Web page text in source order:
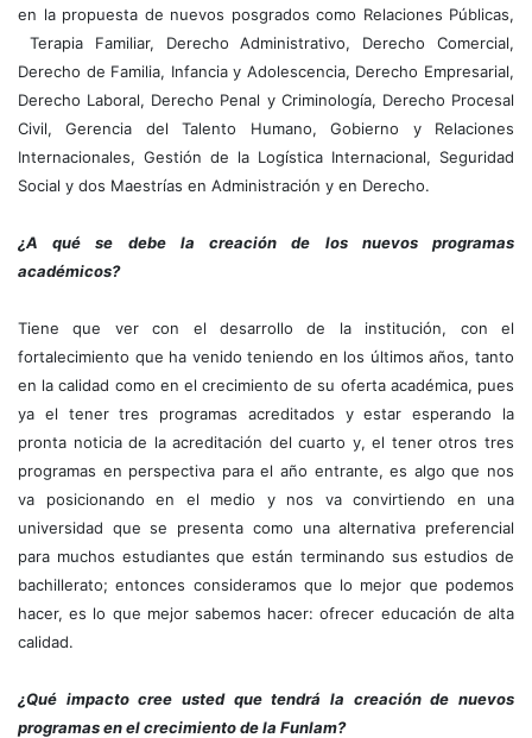
en la propuesta de nuevos posgrados como Relaciones Públicas,
Terapia Familiar, Derecho Administrativo, Derecho Comercial,
Derecho de Familia, Infancia y Adolescencia, Derecho Empresarial,
Derecho Laboral, Derecho Penal y Criminología, Derecho Procesal
Civil, Gerencia del Talento Humano, Gobierno y Relaciones
Internacionales, Gestión de la Logística Internacional, Seguridad
Social y dos Maestrías en Administración y en Derecho.
¿A qué se debe la creación de los nuevos programas
académicos?
Tiene que ver con el desarrollo de la institución, con el
fortalecimiento que ha venido teniendo en los últimos años, tanto
en la calidad como en el crecimiento de su oferta académica, pues
ya el tener tres programas acreditados y estar esperando la
pronta noticia de la acreditación del cuarto y, el tener otros tres
programas en perspectiva para el año entrante, es algo que nos
va posicionando en el medio y nos va convirtiendo en una
universidad que se presenta como una alternativa preferencial
para muchos estudiantes que están terminando sus estudios de
bachillerato; entonces consideramos que lo mejor que podemos
hacer, es lo que mejor sabemos hacer: ofrecer educación de alta
calidad.
¿Qué impacto cree usted que tendrá la creación de nuevos
programas en el crecimiento de la Funlam?